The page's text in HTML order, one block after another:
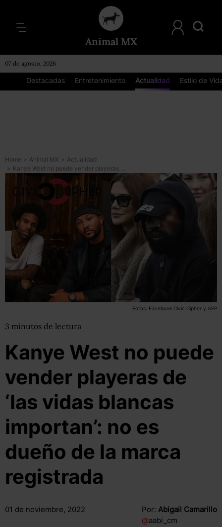
Animal MX
07 de agosto, 2026
Destacadas Entretenimiento Actualidad Estilo de
Home > Animal MX > Actualidad
>
Kanye West no puede vender playeras de ‘las vidas blancas importan’: no es dueño de la marca registrada
Fotos: Facebook Civic Cipher y AFP
3 minutos de lectura
Kanye West no puede
vender playeras de
‘las vidas blancas
importan’: no es
dueño de la marca
registrada
01 de noviembre, 2022 Por: Abigail Camarillo
@aabi_cm